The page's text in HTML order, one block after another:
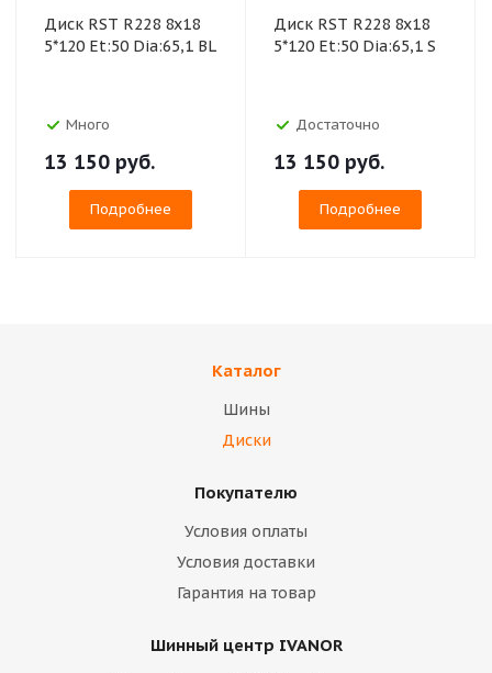
Диск RST R228 8x18
5*120 Et:50 Dia:65,1 BL
Много
13 150 руб.
Подробнее
Диск RST R228 8x18
5*120 Et:50 Dia:65,1 S
Достаточно
13 150 руб.
Подробнее
Каталог
Шины
Диски
Покупателю
Условия оплаты
Условия доставки
Гарантия на товар
Шинный центр IVANOR